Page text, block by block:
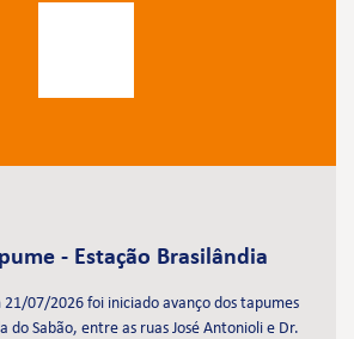
- Estação Brasilândia
07/2026 foi iniciado avanço dos tapumes
do Sabão, entre as ruas José Antonioli e Dr.